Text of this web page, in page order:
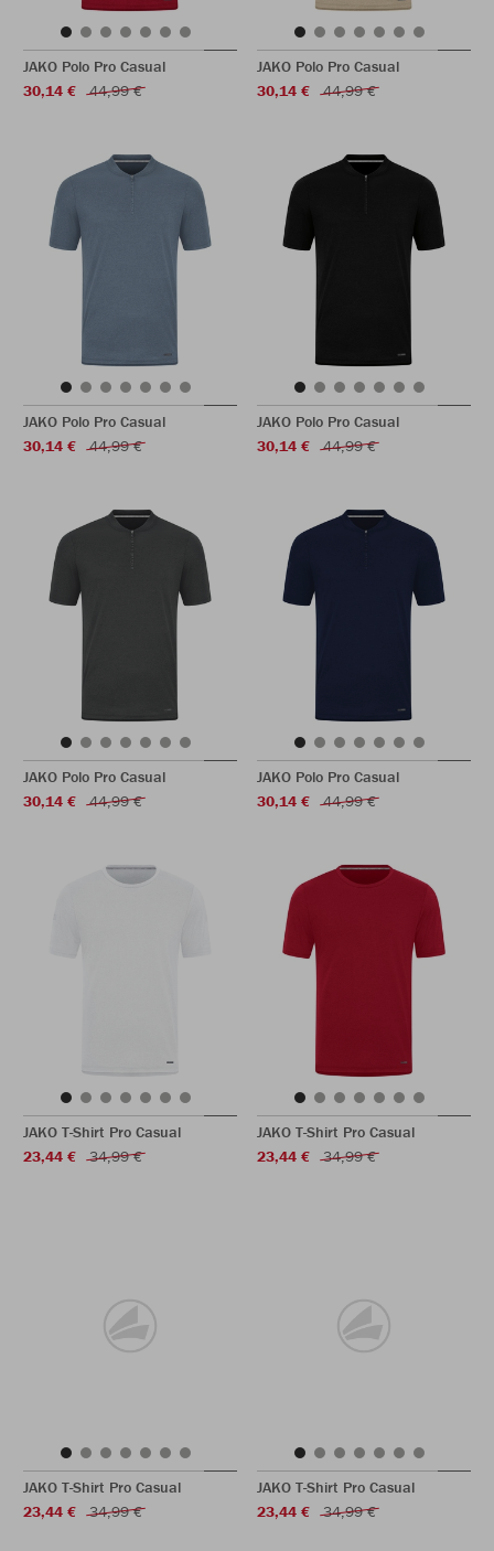
JAKO Polo Pro Casual
30,14 €
44,99 €
JAKO Polo Pro Casual
30,14 €
44,99 €
JAKO Polo Pro Casual
30,14 €
44,99 €
JAKO Polo Pro Casual
30,14 €
44,99 €
JAKO Polo Pro Casual
30,14 €
44,99 €
JAKO Polo Pro Casual
30,14 €
44,99 €
JAKO T-Shirt Pro Casual
23,44 €
34,99 €
JAKO T-Shirt Pro Casual
23,44 €
34,99 €
JAKO T-Shirt Pro Casual
23,44 €
34,99 €
JAKO T-Shirt Pro Casual
23,44 €
34,99 €